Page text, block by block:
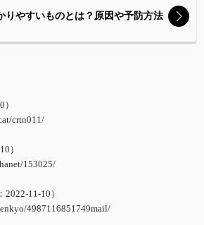
りやすいものとは？原因や予防方法
crtn011/
）
153025/
11-10）
4987116851749mail/